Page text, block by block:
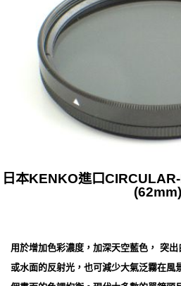
日本KENKO進口
(62mm)
用於增加色彩濃度，加深天空藍色， 突
或水面的反射光，也可減少大氣泛霧在風